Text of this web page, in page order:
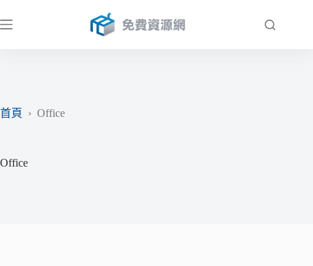
至
首頁
› Office
Office